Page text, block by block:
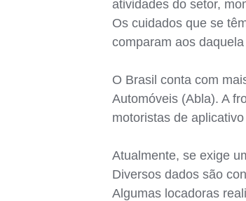
atividades do setor,
Os cuidados que se
comparam aos
O Brasil conta com
Automóveis (Abla). A
motoristas de
Atualmente, se exige
Diversos dados são
Algumas locadoras